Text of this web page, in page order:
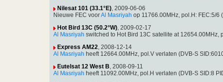
Nilesat 101 (33.1°E), 2009-06-06
Nieuwe FEC voorAl Masriyah op 11766.00MHz, pol.H: FEC:5/6
Hot Bird 13C (50.2°W), 2009-02-17
Al Masriyah switched to Hot Bird 13C satellite at
Express AM22, 2008-12-14
Al Masriyah heeft 12664.00MHz, pol.V verlaten (DVB-S
Eutelsat 12 West B, 2008-09-11
Al Masriyah heeft 11092.00MHz, pol.H verlaten (DVB-S SID:8